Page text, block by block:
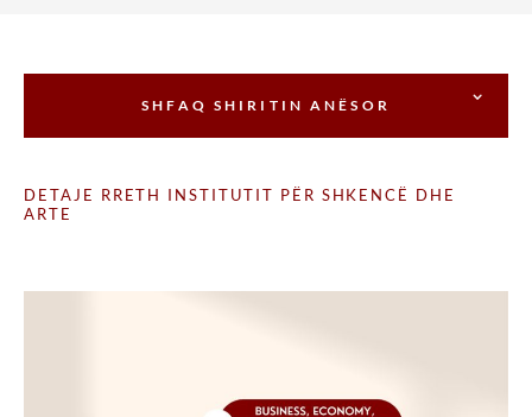
DETAJE RRETH INSTITUTIT PËR SHKENCË DHE
ARTE
SHFAQ SHIRITIN ANËSOR